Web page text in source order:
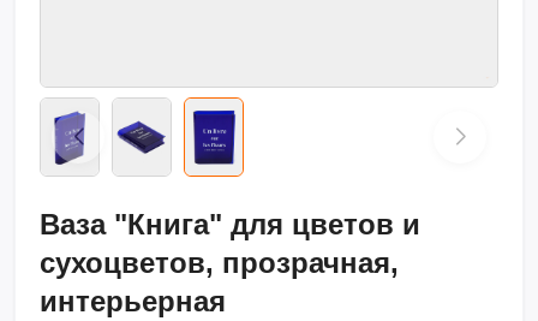
Ваза "Книга" для цветов и
сухоцветов, прозрачная,
интерьерная